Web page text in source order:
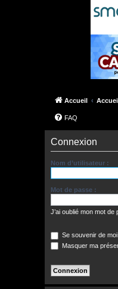
Accueil
FAQ
Connexion
Nom d’utilisateur :
Mot de passe :
J’ai oublié mon mot de
Se souvenir de moi
Masquer ma